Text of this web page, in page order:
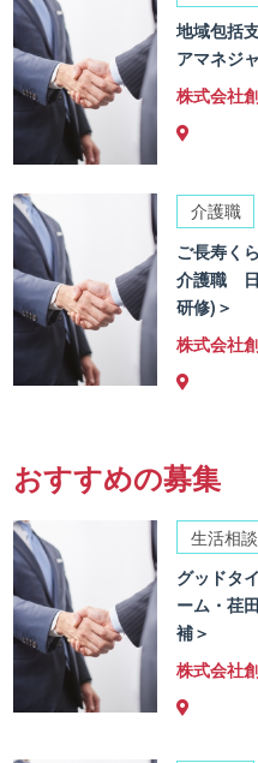
地域包括
アマネジ
株式会社
介護職
ご長寿く
介護職
研修)＞
株式会社
おすすめの募集
生活相
グッドタ
ーム・荏
補＞
株式会社